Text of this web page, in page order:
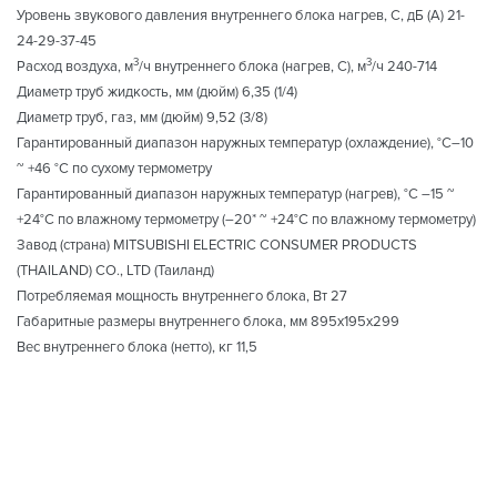
Уровень звукового давления внутреннего блока нагрев, С, дБ (А) 21-
24-29-37-45
Расход воздуха, м3/ч внутреннего блока (нагрев, С), м3/ч 240-714
Диаметр труб жидкость, мм (дюйм) 6,35 (1/4)
Диаметр труб, газ, мм (дюйм) 9,52 (3/8)
Гарантированный диапазон наружных температур (охлаждение), °С–10
~ +46 °C по сухому термометру
Гарантированный диапазон наружных температур (нагрев), °С –15 ~
+24°C по влажному термометру (–20* ~ +24°C по влажному термометру)
Завод (страна) MITSUBISHI ELECTRIC CONSUMER PRODUCTS
(THAILAND) CO., LTD (Таиланд)
Потребляемая мощность внутреннего блока, Вт 27
Габаритные размеры внутреннего блока, мм 895x195x299
Вес внутреннего блока (нетто), кг 11,5